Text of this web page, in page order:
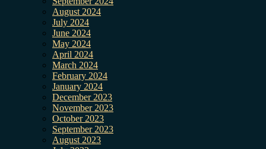
August 2024
July 2024
June 2024
May 2024
April 2024
March 2024
February 2024
January 2024
December 2023
November 2023
October 2023
September 2023
August 2023